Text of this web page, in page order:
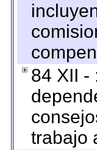
84 XII -
trabajo